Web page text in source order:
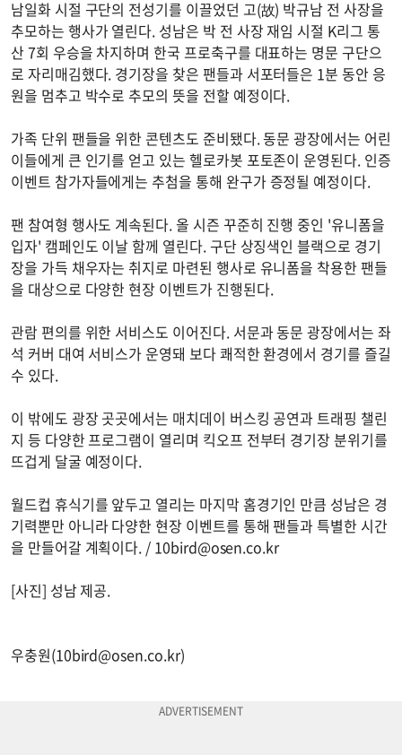
남일화 시절 구단의 전성기를 이끌었던 고(故) 박규남 전 사장을
추모하는 행사가 열린다. 성남은 박 전 사장 재임 시절 K리그 통
산 7회 우승을 차지하며 한국 프로축구를 대표하는 명문 구단으
로 자리매김했다. 경기장을 찾은 팬들과 서포터들은 1분 동안 응
원을 멈추고 박수로 추모의 뜻을 전할 예정이다.
가족 단위 팬들을 위한 콘텐츠도 준비됐다. 동문 광장에서는 어린
이들에게 큰 인기를 얻고 있는 헬로카봇 포토존이 운영된다. 인증
이벤트 참가자들에게는 추첨을 통해 완구가 증정될 예정이다.
팬 참여형 행사도 계속된다. 올 시즌 꾸준히 진행 중인 '유니폼을
입자' 캠페인도 이날 함께 열린다. 구단 상징색인 블랙으로 경기
장을 가득 채우자는 취지로 마련된 행사로 유니폼을 착용한 팬들
을 대상으로 다양한 현장 이벤트가 진행된다.
관람 편의를 위한 서비스도 이어진다. 서문과 동문 광장에서는 좌
석 커버 대여 서비스가 운영돼 보다 쾌적한 환경에서 경기를 즐길
수 있다.
이 밖에도 광장 곳곳에서는 매치데이 버스킹 공연과 트래핑 챌린
지 등 다양한 프로그램이 열리며 킥오프 전부터 경기장 분위기를
뜨겁게 달굴 예정이다.
월드컵 휴식기를 앞두고 열리는 마지막 홈경기인 만큼 성남은 경
기력뿐만 아니라 다양한 현장 이벤트를 통해 팬들과 특별한 시간
을 만들어갈 계획이다. / 10bird@osen.co.kr
[사진] 성남 제공.
우충원(10bird@osen.co.kr)